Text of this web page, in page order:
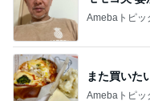
Amebaトピッ
また買いた
Amebaトピッ